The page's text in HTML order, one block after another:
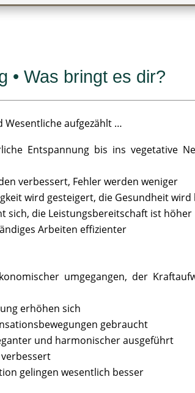
• Was bringt es dir?
Wesentliche aufgezählt …
Entspannung bis ins vegetative
verbessert, Fehler werden weniger
wird gesteigert, die Gesundheit wird
sich, die Leistungsbereitschaft ist höher
Arbeiten effizienter
umgegangen, der
erhöhen sich
gebraucht
und harmonischer ausgeführt
gelingen wesentlich besser